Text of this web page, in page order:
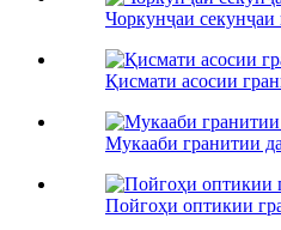
Чоркунҷаи
Қисмати асосии
Мукааби гранитии
Пойгоҳи оптикии